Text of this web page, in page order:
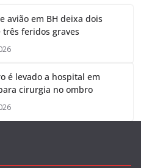
avião em BH deixa dois
três feridos graves
é levado a hospital em
cirurgia no ombro